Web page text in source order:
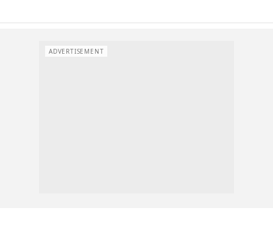
ADVERTISEMENT